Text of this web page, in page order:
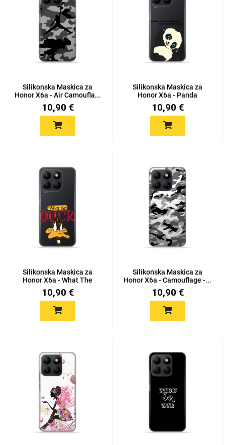
Silikonska Maskica za
Honor X6a - Air Camoufla...
10,90 €
Silikonska Maskica za
Honor X6a - Panda
10,90 €
Silikonska Maskica za
Honor X6a - What The
Duc...
10,90 €
Silikonska Maskica za
Honor X6a - Camouflage -...
10,90 €